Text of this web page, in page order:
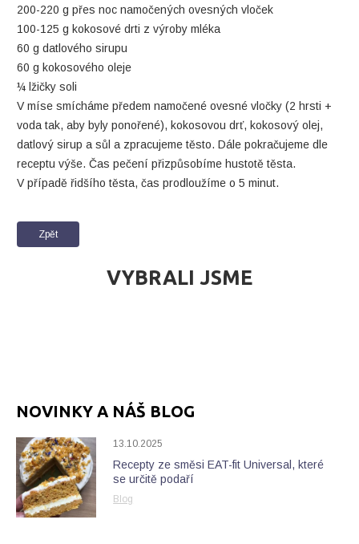
200-220 g přes noc namočených ovesných vloček
100-125 g kokosové drti z výroby mléka
60 g datlového sirupu
60 g kokosového oleje
¼ lžičky soli
V míse smícháme předem namočené ovesné vločky (2 hrsti +
voda tak, aby byly ponořené), kokosovou drť, kokosový olej,
datlový sirup a sůl a zpracujeme těsto. Dále pokračujeme dle
receptu výše. Čas pečení přizpůsobíme hustotě těsta.
V případě řidšího těsta, čas prodloužíme o 5 minut.
Zpět
VYBRALI JSME
NOVINKY A NÁŠ BLOG
13.10.2025
Recepty ze směsi EAT-fit Universal, které
se určitě podaří
Blog